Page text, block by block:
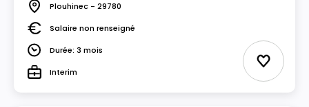
Lieu Plouhinec - 29780
SalaireSalaire non renseigné
DuréeDurée: 3 mois
TypeInterim Ajouter